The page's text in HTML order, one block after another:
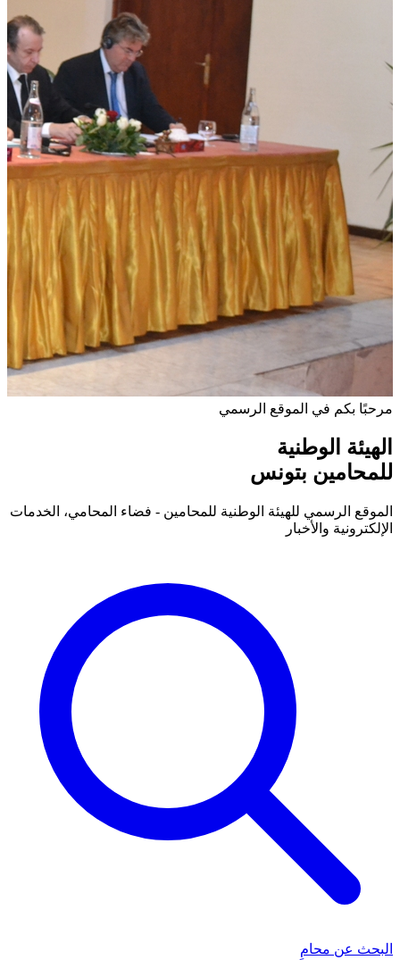
مرحبًا بكم في الموقع الرسمي
الهيئة الوطنية
للمحامين بتونس
الموقع الرسمي للهيئة الوطنية للمحامين - فضاء المحامي، الخدمات
الإلكترونية والأخبار
البحث عن محامٍ